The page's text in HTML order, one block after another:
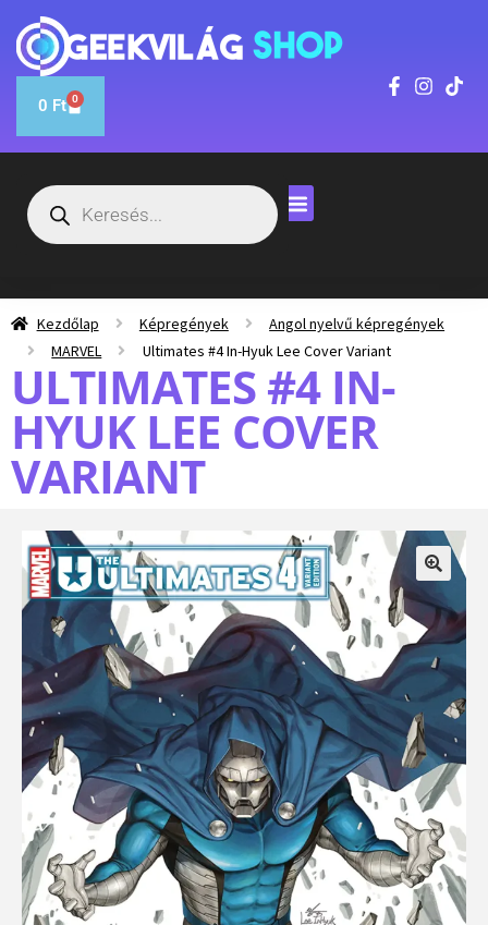
0 Ft 0
Kezdőlap Képregények
Angol nyelvű képregények
MARVEL
Ultimates #4 In-Hyuk Lee Cover Variant
ULTIMATES #4 IN-
HYUK LEE COVER
VARIANT